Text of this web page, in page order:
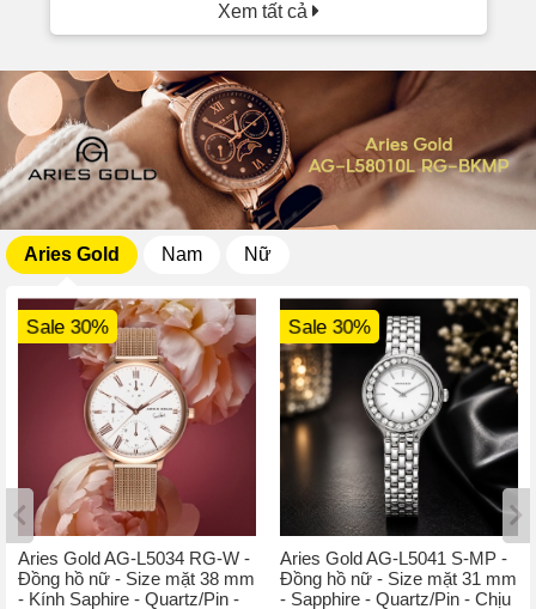
Xem tất cả
Aries Gold Nam Nữ
Sale 30%
Aries Gold AG-L5034 RG-W -
Đồng hồ nữ - Size mặt 38 mm
- Kính Saphire - Quartz/Pin -
Sale 30%
Aries Gold AG-L5041 S-MP -
Đồng hồ nữ - Size mặt 31 mm
- Sapphire - Quartz/Pin - Chịu